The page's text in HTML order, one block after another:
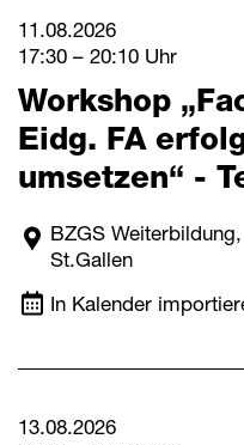
11.08.2026
17:30 – 20:10 Uhr
Workshop
Eidg. FA
umsetzen“ -
BZGS
St.Gallen
In Kalender
13.08.2026
Webmail
Login Mitarbeitende
Kontakt
Downloads